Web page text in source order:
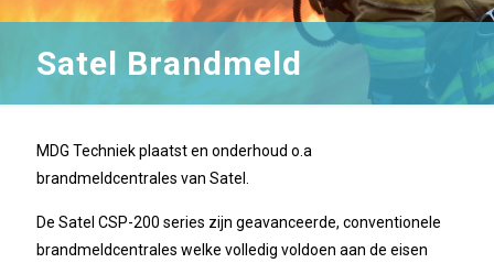
Satel Brandmeld
MDG Techniek plaatst en onderhoud o.a
brandmeldcentrales van Satel.
De Satel CSP-200 series zijn geavanceerde, conventionele
brandmeldcentrales welke volledig voldoen aan de eisen